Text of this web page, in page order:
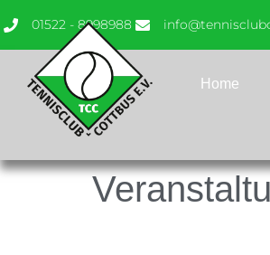
01522 - 8998988
Home